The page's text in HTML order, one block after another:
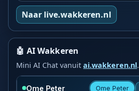
Naar live.wakkeren.nl
🤖 AI Wakkeren
Mini AI Chat vanuitai.wakkeren.nl.